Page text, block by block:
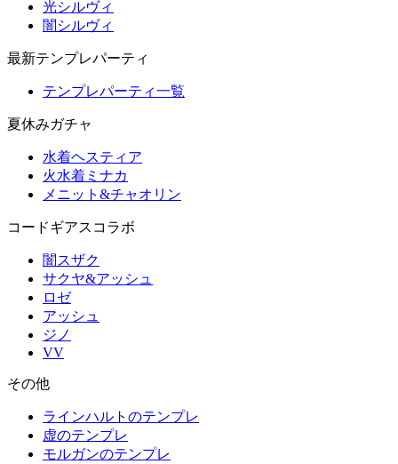
光シルヴィ
闇シルヴィ
最新テンプレパーティ
テンプレパーティ一覧
夏休みガチャ
水着ヘスティア
火水着ミナカ
メニット&チャオリン
コードギアスコラボ
闇スザク
サクヤ&アッシュ
ロゼ
アッシュ
ジノ
VV
その他
ラインハルトのテンプレ
虚のテンプレ
モルガンのテンプレ